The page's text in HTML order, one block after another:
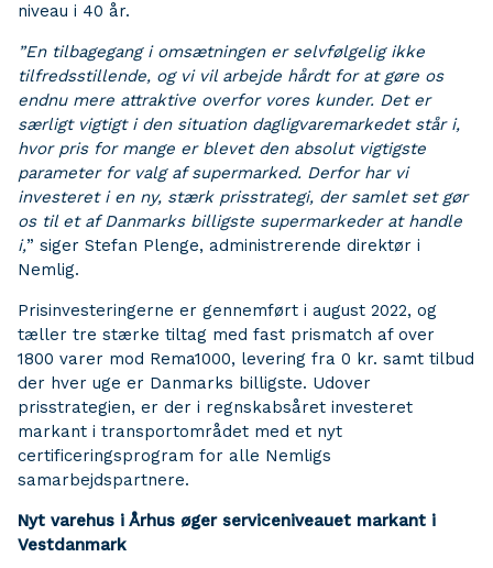
niveau i 40 år.
”En tilbagegang i omsætningen er selvfølgelig ikke
tilfredsstillende, og vi vil arbejde hårdt for at gøre os
endnu mere attraktive overfor vores kunder. Det er
særligt vigtigt i den situation dagligvaremarkedet står i,
hvor pris for mange er blevet den absolut vigtigste
parameter for valg af supermarked. Derfor har vi
investeret i en ny, stærk prisstrategi, der samlet set gør
os til et af Danmarks billigste supermarkeder at handle
i,” siger Stefan Plenge, administrerende direktør i
Nemlig.
Prisinvesteringerne er gennemført i august 2022, og
tæller tre stærke tiltag med fast prismatch af over
1800 varer mod Rema1000, levering fra 0 kr. samt tilbud
der hver uge er Danmarks billigste. Udover
prisstrategien, er der i regnskabsåret investeret
markant i transportområdet med et nyt
certificeringsprogram for alle Nemligs
samarbejdspartnere.
Nyt varehus i Århus øger serviceniveauet markant i
Vestdanmark